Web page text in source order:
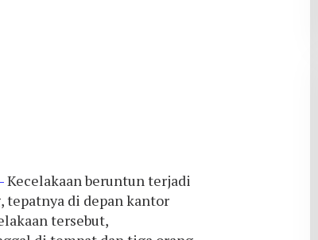
Kecelakaan beruntun terjadi
tepatnya di depan kantor
tersebut,